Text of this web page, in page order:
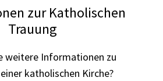
zur Katholischen
Trauung
weitere Informationen zu
katholischen Kirche?